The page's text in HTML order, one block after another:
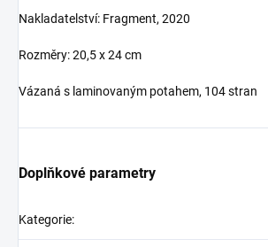
Nakladatelství: Fragment, 2020
Rozměry: 20,5 x 24 cm
Vázaná s laminovaným potahem, 104 stran
Doplňkové parametry
Kategorie: